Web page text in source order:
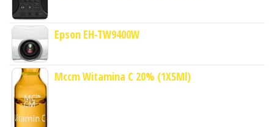
Epson EH-TW9400W
Mccm Witamina C 20% (1X5Ml)